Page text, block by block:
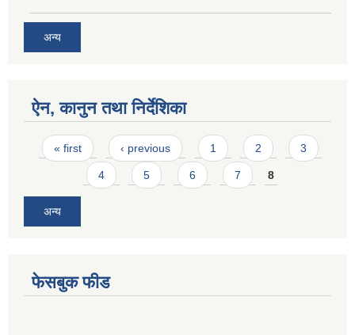
अन्य
ऐन, कानुन तथा निर्देशिका
Pages
« first ‹ previous 1 2 3
4 5 6 7 8
अन्य
फेसबुक फीड